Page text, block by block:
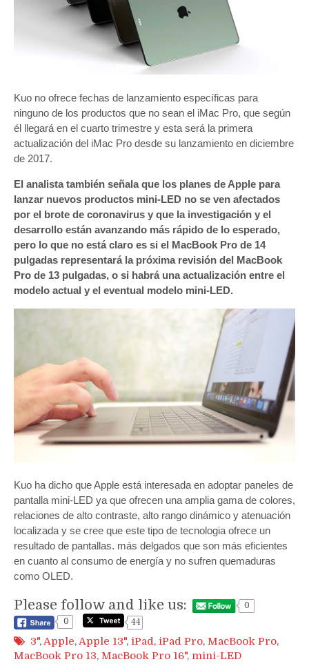
Kuo no ofrece fechas de lanzamiento específicas para
ninguno de los productos que no sean el iMac Pro, que según
él llegará en el cuarto trimestre y esta será la primera
actualización del iMac Pro desde su lanzamiento en diciembre
de 2017.
El analista también señala que los planes de Apple para
lanzar nuevos productos mini-LED no se ven afectados
por el brote de coronavirus y que la investigación y el
desarrollo están avanzando más rápido de lo esperado,
pero lo que no está claro es si el MacBook Pro de 14
pulgadas representará la próxima revisión del MacBook
Pro de 13 pulgadas, o si habrá una actualización entre el
modelo actual y el eventual modelo mini-LED.
Kuo ha dicho que Apple está interesada en adoptar paneles de
pantalla mini-LED ya que ofrecen una amplia gama de colores,
relaciones de alto contraste, alto rango dinámico y atenuación
localizada y se cree que este tipo de tecnologia ofrece un
resultado de pantallas. más delgados que son más eficientes
en cuanto al consumo de energía y no sufren quemaduras
como OLED.
Please follow and like us:
0
0
44
3",Apple,Apple 13", iPad, iPad Pro, MacBook Pro,
MacBook Pro 13, MacBook Pro 16", mini-LED